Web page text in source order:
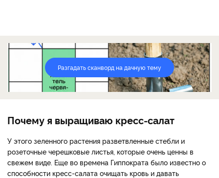
Разгадать сканворд на дачную тему
Почему я выращиваю кресс-салат
У этого зеленного растения разветвленные стебли и
розеточные черешковые листья, которые очень ценны в
свежем виде. Еще во времена Гиппократа было известно о
способности кресс-салата очищать кровь и давать